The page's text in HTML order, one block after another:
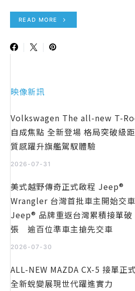
READ MORE
映像新訊
Volkswagen The all-new T-
自成焦點 全新登場 格局突破級
質感躍升旗艦駕馭體驗
2026-07-31
美式越野傳奇正式啟程 Jeep®
Wrangler 台灣首批車主開始交車
Jeep® 品牌重返台灣累積接單破
張 逾百位準車主搶先交車
2026-07-30
ALL-NEW MAZDA CX-5 接單正
全新蛻變展現世代躍進實力